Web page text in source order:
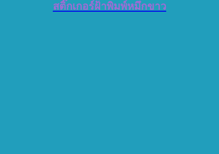
สติ๊กเกอร์ฝ้าพิมพ์หมึกขาว